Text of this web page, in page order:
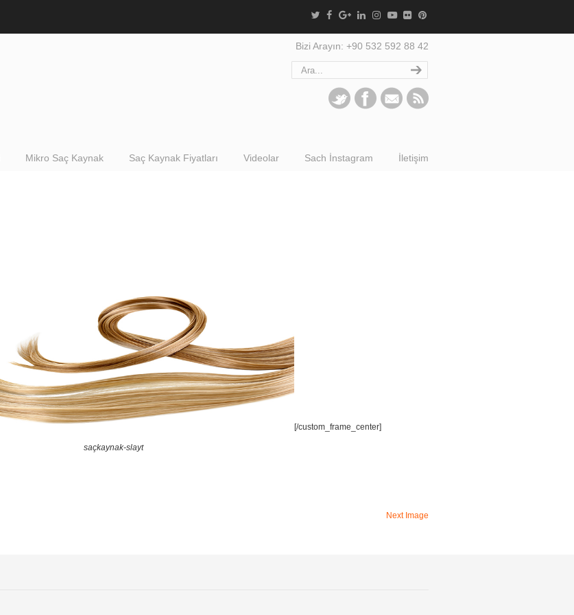
Bizi Arayın: +90 532 592 88 42
Mikro Saç Kaynak Saç Kaynak Fiyatları Videolar Sach İnstagram İletişim
[/custom_frame_center]
saçkaynak-slayt
Next Image